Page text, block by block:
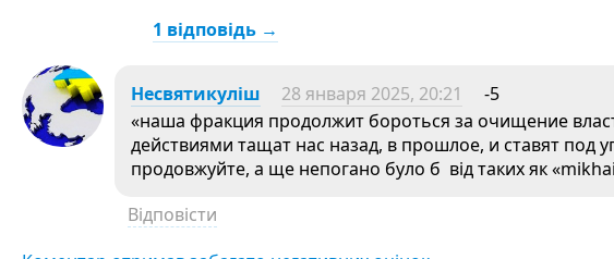
1 відповідь →
Несвятикуліш 28 января 2025, 20:21
-5
«наша фракция продолжит бороться за очищение
действиями тащат нас назад, в прошлое, и ставят под
продовжуйте, а ще непогано було б від таких як
Відповісти